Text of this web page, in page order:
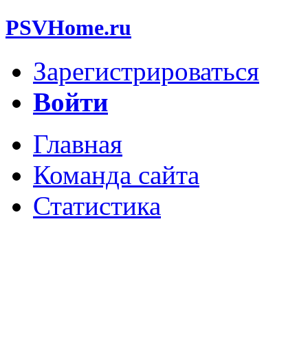
PSVHome.ru
Зарегистрироваться
Войти
Главная
Команда сайта
Статистика